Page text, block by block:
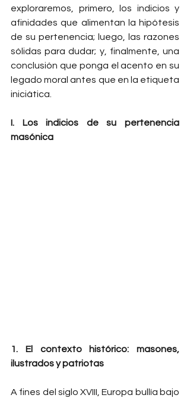
exploraremos, primero, los indicios y
afinidades que alimentan la hipótesis
de su pertenencia; luego, las razones
sólidas para dudar; y, finalmente, una
conclusión que ponga el acento en su
legado moral antes que en la etiqueta
iniciática.
I. Los indicios de su pertenencia
masónica
1. El contexto histórico: masones,
ilustrados y patriotas
A fines del siglo XVIII, Europa bullía bajo